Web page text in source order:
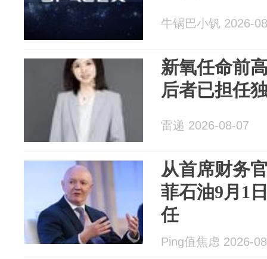
牛锅巴小钒 2026-
新氧任命前
后者已担任
雷递 2026-08-07
从首席财务
菲石油9月1
任
Ping值焦虑 2026-